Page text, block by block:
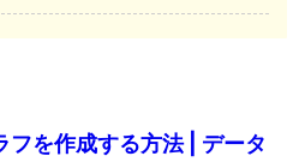
を作成する方法 | データ